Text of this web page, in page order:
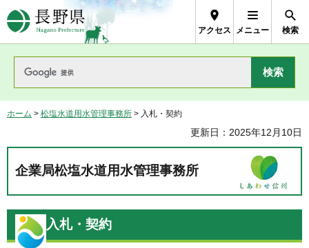
長野県Nagano Prefecture
アクセス メニュー 検索
ホーム > 松塩水道用水管理事務所 > 入札・契約
更新日：2025年12月10日
企業局松塩水道用水管理事務所
入札・契約